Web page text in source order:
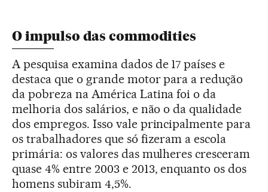
O impulso das commodities
A pesquisa examina dados de 17 países e
destaca que o grande motor para a redução
da pobreza na América Latina foi o da
melhoria dos salários, e não o da qualidade
dos empregos. Isso vale principalmente para
os trabalhadores que só fizeram a escola
primária: os valores das mulheres cresceram
quase 4% entre 2003 e 2013, enquanto os dos
homens subiram 4,5%.